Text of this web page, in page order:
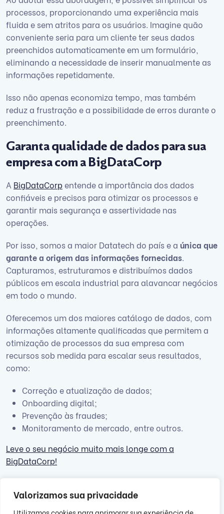
Valorizamos sua privacidade
processos, proporcionando uma experiência mais
fluida e sem atritos para os usuários. Imagine quão
conveniente seria para um cliente ter seus dados
preenchidos automaticamente em um formulário,
eliminando a necessidade de inserir manualmente as
informações repetidamente.
Isso não apenas economiza tempo, mas também
reduz a frustração e a possibilidade de erros durante o
preenchimento.
Garanta qualidade de dados para sua
empresa com a BigDataCorp
A BigDataCorp entende a importância dos dados
confiáveis e precisos para otimizar os processos e
garantir mais segurança e assertividade nas
operações.
Por isso, somos a maior Datatech do país e a única que
garante a origem das informações fornecidas.
Capturamos, estruturamos e distribuímos dados
públicos em escala industrial para alavancar negócios
em todo o mundo.
Oferecemos um dos maiores catálogo de dados, com
informações altamente qualificadas que permitem a
otimização de processos da sua empresa com
recursos sob medida para escalar seus resultados,
como:
Correção e atualização de dados;
Onboarding digital;
Prevenção às fraudes;
Monitoramento de mercado, entre outros.
Leve o seu negócio muito mais longe com a
BigDataCorp!